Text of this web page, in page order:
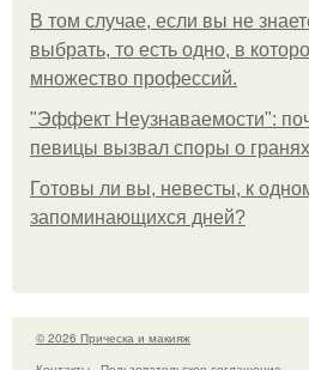
В том случае, если вы не
выбрать, то есть одно, в
множество профессий.
"Эффект Неузнаваемости":
певицы вызвал споры о
Готовы ли вы, невесты, к
запоминающихся дней?
© 2026 Прическа и макияж